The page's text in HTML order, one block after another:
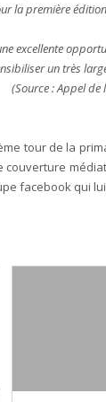
la première
excellente
un très
(Source : Appel de
tour de la
facebook qui